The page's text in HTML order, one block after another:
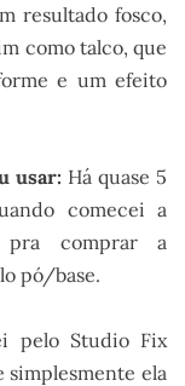
resultado fosco,
como talco, que
e um efeito
usar: Há quase 5
comecei a
comprar a
pó/base.
pelo Studio Fix
ela